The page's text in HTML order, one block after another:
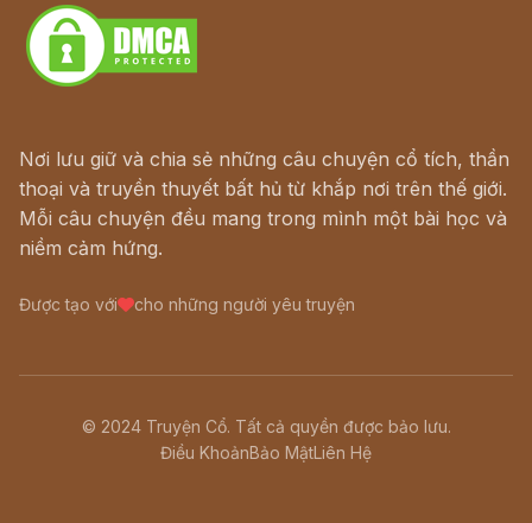
Nơi lưu giữ và chia sẻ những câu chuyện cổ tích, thần
thoại và truyền thuyết bất hủ từ khắp nơi trên thế giới.
Mỗi câu chuyện đều mang trong mình một bài học và
niềm cảm hứng.
Được tạo với cho những người yêu truyện
© 2024 Truyện Cổ. Tất cả quyền được bảo lưu.
Điều KhoảnBảo MậtLiên Hệ